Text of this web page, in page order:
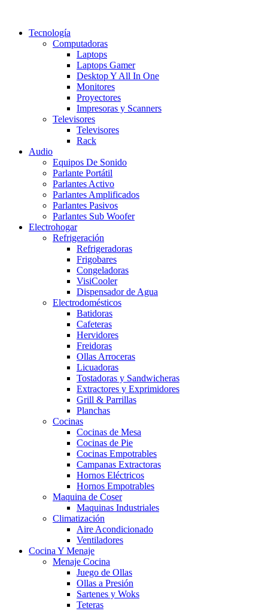
Tecnología
Computadoras
Laptops
Laptops Gamer
Desktop Y All In One
Monitores
Proyectores
Impresoras y Scanners
Televisores
Televisores
Rack
Audio
Equipos De Sonido
Parlante Portátil
Parlantes Activo
Parlantes Amplificados
Parlantes Pasivos
Parlantes Sub Woofer
Electrohogar
Refrigeración
Refrigeradoras
Frigobares
Congeladoras
VisiCooler
Dispensador de Agua
Electrodomésticos
Batidoras
Cafeteras
Hervidores
Freidoras
Ollas Arroceras
Licuadoras
Tostadoras y Sandwicheras
Extractores y Exprimidores
Grill & Parrillas
Planchas
Cocinas
Cocinas de Mesa
Cocinas de Pie
Cocinas Empotrables
Campanas Extractoras
Hornos Eléctricos
Hornos Empotrables
Maquina de Coser
Maquinas Industriales
Climatización
Aire Acondicionado
Ventiladores
Cocina Y Menaje
Menaje Cocina
Juego de Ollas
Ollas a Presión
Sartenes y Woks
Teteras